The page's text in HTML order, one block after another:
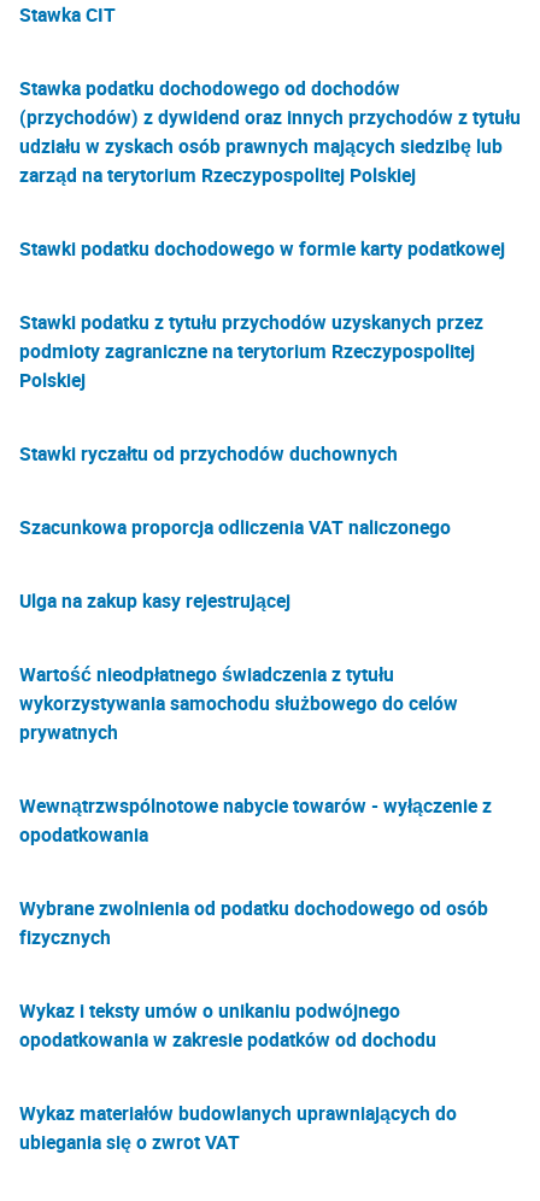
Stawka CIT
Stawka podatku dochodowego od dochodów
(przychodów) z dywidend oraz innych przychodów z tytułu
udziału w zyskach osób prawnych mających siedzibę lub
zarząd na terytorium Rzeczypospolitej Polskiej
Stawki podatku dochodowego w formie karty podatkowej
Stawki podatku z tytułu przychodów uzyskanych przez
podmioty zagraniczne na terytorium Rzeczypospolitej
Polskiej
Stawki ryczałtu od przychodów duchownych
Szacunkowa proporcja odliczenia VAT naliczonego
Ulga na zakup kasy rejestrującej
Wartość nieodpłatnego świadczenia z tytułu
wykorzystywania samochodu służbowego do celów
prywatnych
Wewnątrzwspólnotowe nabycie towarów - wyłączenie z
opodatkowania
Wybrane zwolnienia od podatku dochodowego od osób
fizycznych
Wykaz i teksty umów o unikaniu podwójnego
opodatkowania w zakresie podatków od dochodu
Wykaz materiałów budowlanych uprawniających do
ubiegania się o zwrot VAT